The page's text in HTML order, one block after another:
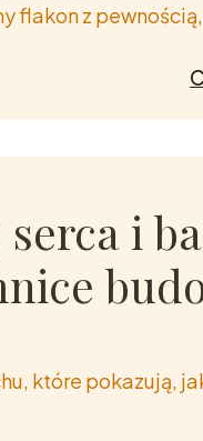
flakon z
serca i
które pokazują,